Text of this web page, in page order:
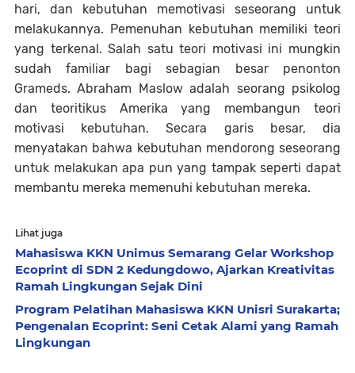
hari, dan kebutuhan memotivasi seseorang untuk
melakukannya. Pemenuhan kebutuhan memiliki teori
yang terkenal. Salah satu teori motivasi ini mungkin
sudah familiar bagi sebagian besar penonton
Grameds. Abraham Maslow adalah seorang psikolog
dan teoritikus Amerika yang membangun teori
motivasi kebutuhan. Secara garis besar, dia
menyatakan bahwa kebutuhan mendorong seseorang
untuk melakukan apa pun yang tampak seperti dapat
membantu mereka memenuhi kebutuhan mereka.
Lihat juga
Mahasiswa KKN Unimus Semarang Gelar Workshop
Ecoprint di SDN 2 Kedungdowo, Ajarkan Kreativitas
Ramah Lingkungan Sejak Dini
Program Pelatihan Mahasiswa KKN Unisri Surakarta;
Pengenalan Ecoprint: Seni Cetak Alami yang Ramah
Lingkungan